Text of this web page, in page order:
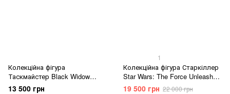
Колекційна фігура
Таскмайстер Black Widow
MMS602 Taskmaster 1/6
13 500 грн
1
Колекційна фігура Старкіллер
Star Wars: The Force Unleashed
VGM63 Lord Starkiller 1/6
19 500 грн 22 000 грн